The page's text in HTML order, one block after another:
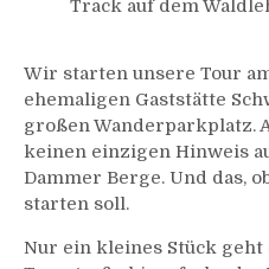
Track auf dem
Wir starten unsere Tour
ehemaligen Gaststätte
großen Wanderparkplatz.
keinen einzigen Hinweis
Dammer Berge. Und das,
starten soll.
Nur ein kleines Stück